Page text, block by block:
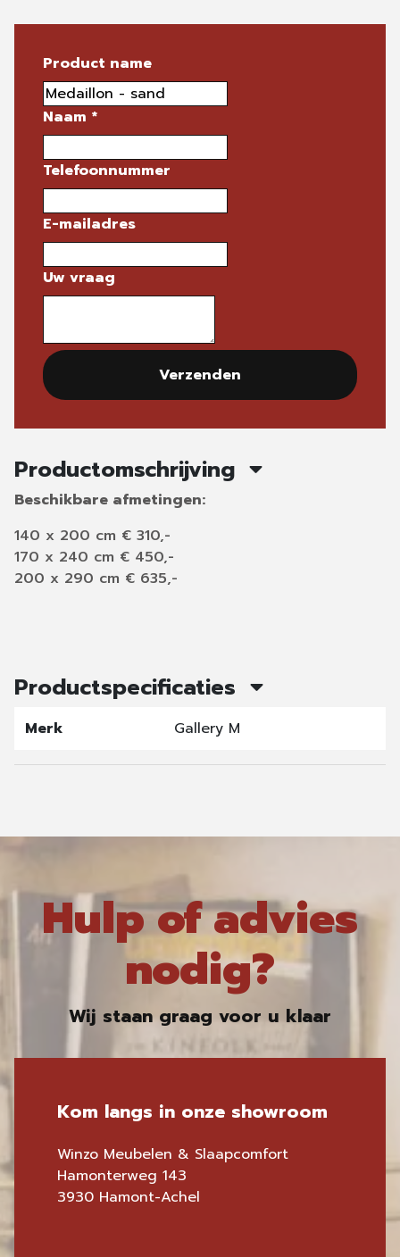
Product name
Naam *
Telefoonnummer
E-mailadres
Uw vraag
Verzenden
Productomschrijving
Beschikbare afmetingen:
140 x 200 cm € 310,-
170 x 240 cm € 450,-
200 x 290 cm € 635,-
Productspecificaties
Merk Gallery M
Hulp of advies
nodig?
Wij staan graag voor u klaar
Kom langs in onze showroom
Winzo Meubelen & Slaapcomfort
Hamonterweg 143
3930 Hamont-Achel